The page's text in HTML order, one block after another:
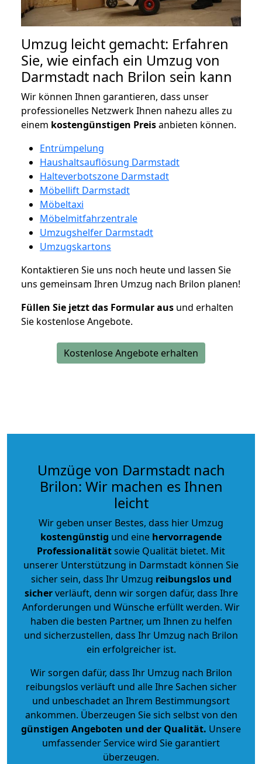
Umzug leicht gemacht: Erfahren
Sie, wie einfach ein Umzug von
Darmstadt nach Brilon sein kann
Wir können Ihnen garantieren, dass unser
professionelles Netzwerk Ihnen nahezu alles zu
einem kostengünstigen Preisanbieten können.
Entrümpelung
Haushaltsauflösung Darmstadt
Halteverbotszone Darmstadt
Möbellift Darmstadt
Möbeltaxi
Möbelmitfahrzentrale
Umzugshelfer Darmstadt
Umzugskartons
Kontaktieren Sie uns noch heute und lassen Sie
uns gemeinsam Ihren Umzug nach Brilon planen!
Füllen Sie jetzt das Formular aus und erhalten
Sie kostenlose Angebote.
Kostenlose Angebote erhalten
Umzüge von Darmstadt nach
Brilon: Wir machen es Ihnen
leicht
Wir geben unser Bestes, dass hier Umzug
kostengünstig und eine hervorragende
Professionalitätsowie Qualität bietet. Mit
unserer Unterstützung in Darmstadt können Sie
sicher sein, dass Ihr Umzug reibungslos und
sicherverläuft, denn wir sorgen dafür, dass Ihre
Anforderungen und Wünsche erfüllt werden. Wir
haben die besten Partner, um Ihnen zu helfen
und sicherzustellen, dass Ihr Umzug nach Brilon
ein erfolgreicher ist.
Wir sorgen dafür, dass Ihr Umzug nach Brilon
reibungslos verläuft und alle Ihre Sachen sicher
und unbeschadet an Ihrem Bestimmungsort
ankommen. Überzeugen Sie sich selbst von den
günstigen Angeboten und der Qualität. Unsere
umfassender Service wird Sie garantiert
überzeugen.